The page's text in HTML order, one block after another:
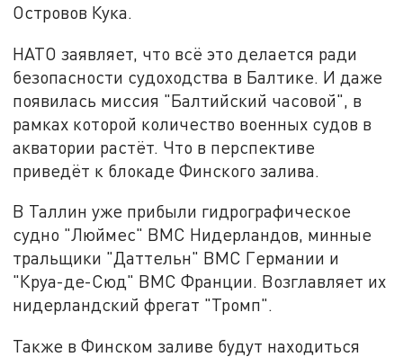
Островов Кука.
НАТО заявляет, что всё это делается ради
безопасности судоходства в Балтике. И даже
появилась миссия "Балтийский часовой", в
рамках которой количество военных судов в
акватории растёт. Что в перспективе
приведёт к блокаде Финского залива.
В Таллин уже прибыли гидрографическое
судно "Люймес" ВМС Нидерландов, минные
тральщики "Даттельн" ВМС Германии и
"Круа-де-Сюд" ВМС Франции. Возглавляет их
нидерландский фрегат "Тромп".
Также в Финском заливе будут находиться